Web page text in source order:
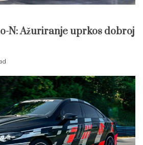
N: Ažuriranje uprkos dobroj